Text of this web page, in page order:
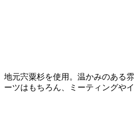
地元宍粟杉を使用。温かみのある
ーツはもちろん、ミーティングやイ